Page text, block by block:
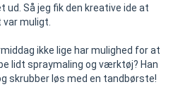
ud. Så jeg fik den kreative ide at
muligt.
ikke lige har mulighed for at
lidt spraymaling og værktøj? Han
skrubber løs med en tandbørste!